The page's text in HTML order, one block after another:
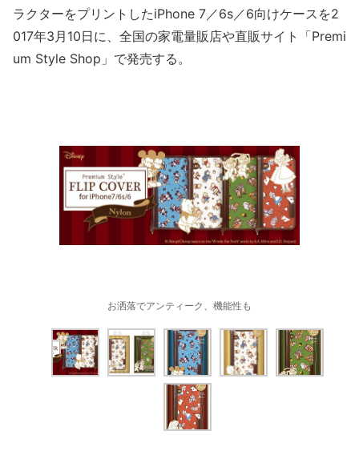
ラクターをプリントしたiPhone 7／6s／6向けケースを2
017年3月10日に、全国の家電量販店や直販サイト「Premi
um Style Shop」で発売する。
お洒落でアンティーク、機能性も